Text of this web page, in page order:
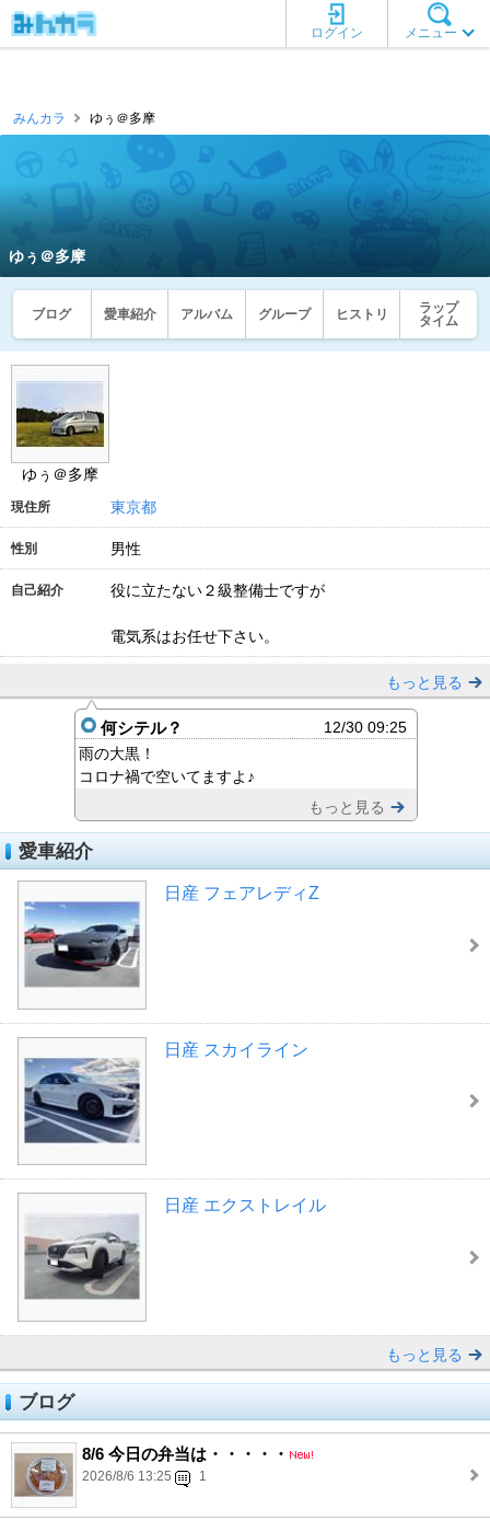
メニュー
ログイン
みんカラ ゆぅ＠多摩
ゆぅ＠多摩
ブログ 愛車紹介 アルバム グループ ヒストリ
ラップ
タイム
ゆぅ＠多摩
現住所 東京都
性別 男性
自己紹介 役に立たない２級整備士ですが
電気系はお任せ下さい。
もっと見る
何シテル？
12/30 09:25
雨の大黒！
コロナ禍で空いてますよ♪
もっと見る
愛車紹介
日産 フェアレディZ
日産 スカイライン
日産 エクストレイル
もっと見る
ブログ
8/6 今日の弁当は・・・・・
2026/8/6 13:25 1